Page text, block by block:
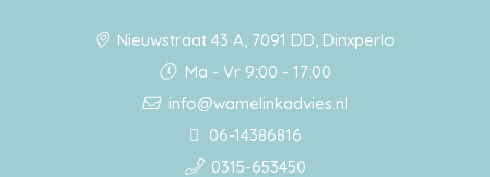
Nieuwstraat 43 A, 7091 DD, Dinxperlo
Ma - Vr 9:00 - 17:00
info@wamelinkadvies.nl
06-14386816
0315-653450